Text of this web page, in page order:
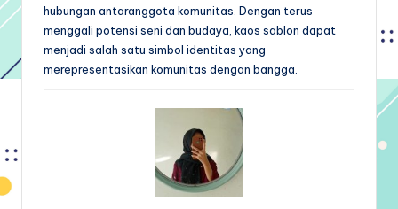
hubungan antaranggota komunitas. Dengan terus
menggali potensi seni dan budaya, kaos sablon dapat
menjadi salah satu simbol identitas yang
merepresentasikan komunitas dengan bangga.